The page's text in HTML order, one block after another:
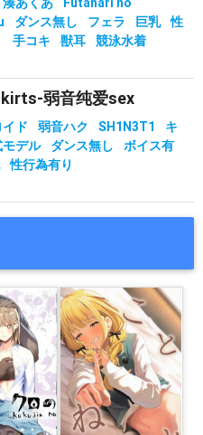
ダンス無し フェラ 巨乳
性
手コキ 獣耳 競泳水着
弱音纯爱sex
ド 弱音ハク SH1N3T1
キ
モデル
ダンス無し
ボイス有
性行為有り